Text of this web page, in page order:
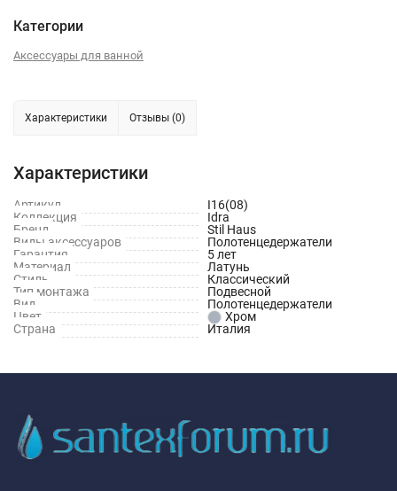
Категории
Аксессуары для ванной
Характеристики Отзывы (0)
Характеристики
Артикул
I16(08)
Коллекция
Idra
Бренд
Stil Haus
Виды аксессуаров
Полотенцедержатели
Гарантия
5 лет
Материал
Латунь
Стиль
Классический
Тип монтажа
Подвесной
Вид
Полотенцедержатели
Цвет
Хром
Страна
Италия